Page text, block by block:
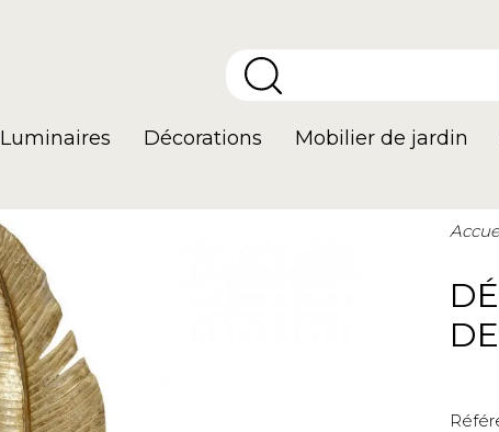
Luminaires Décorations Mobilier de jardin